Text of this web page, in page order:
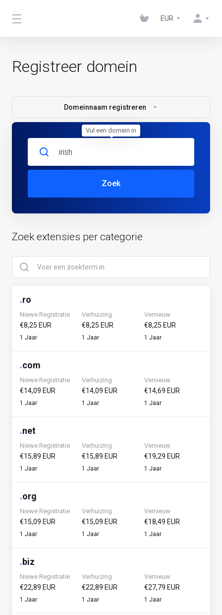
EUR
Registreer domein
Domeinnaam registreren
Zoek
Zoek extensies per categorie
.ro
Niewe Registratie
€8,25 EUR
1 Jaar
Verhuizing
€8,25 EUR
1 Jaar
Vernieuw
€8,25 EUR
1 Jaar
.com
Niewe Registratie
€14,09 EUR
1 Jaar
Verhuizing
€14,09 EUR
1 Jaar
Vernieuw
€14,69 EUR
1 Jaar
.net
Niewe Registratie
€15,89 EUR
1 Jaar
Verhuizing
€15,89 EUR
1 Jaar
Vernieuw
€19,29 EUR
1 Jaar
.org
Niewe Registratie
€15,09 EUR
1 Jaar
Verhuizing
€15,09 EUR
1 Jaar
Vernieuw
€18,49 EUR
1 Jaar
.biz
Niewe Registratie
€22,89 EUR
1 Jaar
Verhuizing
€22,89 EUR
1 Jaar
Vernieuw
€27,79 EUR
1 Jaar
Vul een domein in